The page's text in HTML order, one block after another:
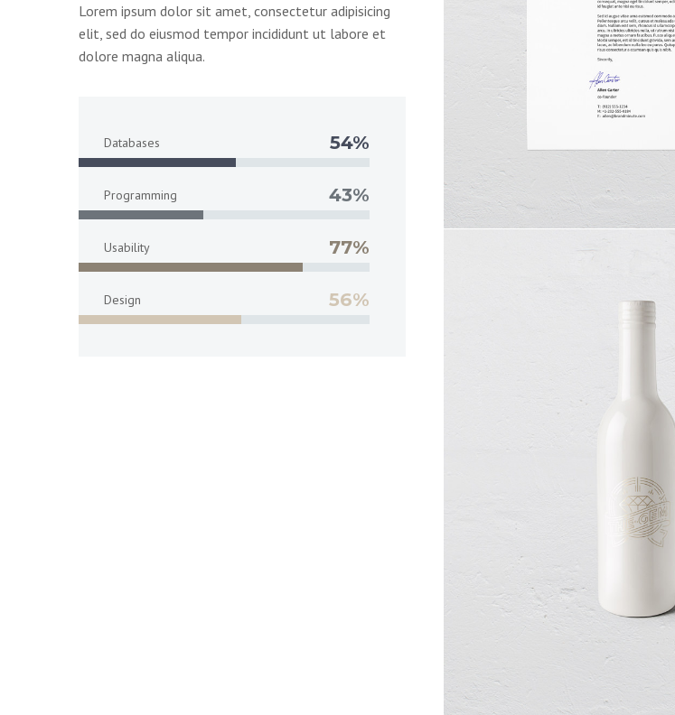
Lorem ipsum dolor sit amet, consectetur adipisicing
elit, sed do eiusmod tempor incididunt ut labore et
dolore magna aliqua.
Databases 54%
Programming 43%
Usability 77%
Design 56%